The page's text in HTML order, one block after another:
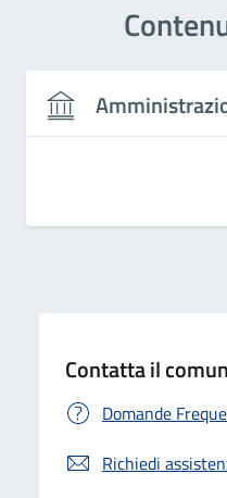
Contatta il
Domande
Richiedi